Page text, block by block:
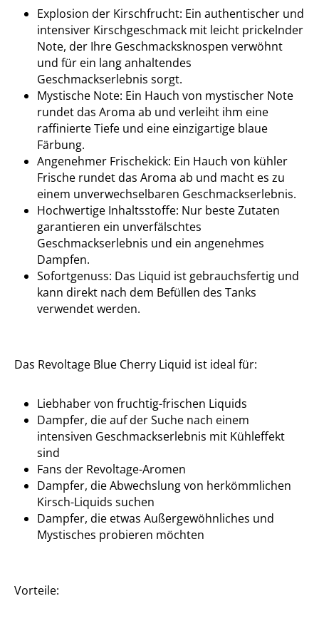
Explosion der Kirschfrucht: Ein authentischer und
intensiver Kirschgeschmack mit leicht prickelnder
Note, der Ihre Geschmacksknospen verwöhnt
und für ein lang anhaltendes
Geschmackserlebnis sorgt.
Mystische Note: Ein Hauch von mystischer Note
rundet das Aroma ab und verleiht ihm eine
raffinierte Tiefe und eine einzigartige blaue
Färbung.
Angenehmer Frischekick: Ein Hauch von kühler
Frische rundet das Aroma ab und macht es zu
einem unverwechselbaren Geschmackserlebnis.
Hochwertige Inhaltsstoffe: Nur beste Zutaten
garantieren ein unverfälschtes
Geschmackserlebnis und ein angenehmes
Dampfen.
Sofortgenuss: Das Liquid ist gebrauchsfertig und
kann direkt nach dem Befüllen des Tanks
verwendet werden.
Das Revoltage Blue Cherry Liquid ist ideal für:
Liebhaber von fruchtig-frischen Liquids
Dampfer, die auf der Suche nach einem
intensiven Geschmackserlebnis mit Kühleffekt
sind
Fans der Revoltage-Aromen
Dampfer, die Abwechslung von herkömmlichen
Kirsch-Liquids suchen
Dampfer, die etwas Außergewöhnliches und
Mystisches probieren möchten
Vorteile: